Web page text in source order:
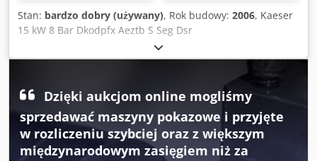
Stan: bardzo dobry (używany), Rok budowy: 2006, Kaeser
15 kW 8 Bar Dkodpfx Aeztb S Seg Dsr
Dzięki aukcjom online mogliśmy
sprzedawać maszyny pokazowe i przyjęte
w rozliczeniu szybciej oraz z większym
międzynarodowym zasięgiem niż za